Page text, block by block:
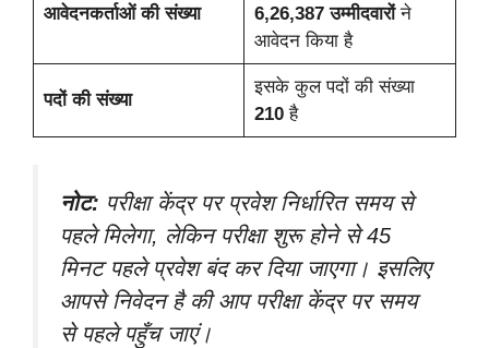
आवेदनकर्ताओं की संख्या
6,26,387 उम्मीदवारोंने
आवेदन किया है
पदों की संख्या
इसके कुल पदों की संख्या
210है
नोट: परीक्षा केंद्र पर प्रवेश निर्धारित समय से
पहले मिलेगा, लेकिन परीक्षा शुरू होने से 45
मिनट पहले प्रवेश बंद कर दिया जाएगा। इसलिए
आपसे निवेदन है की आप परीक्षा केंद्र पर समय
से पहले पहुँच जाएं।